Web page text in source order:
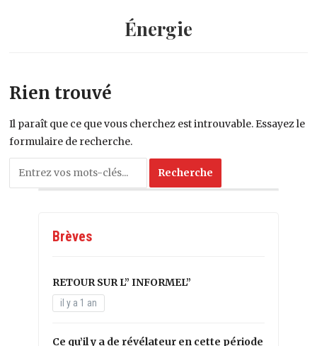
Énergie
Rien trouvé
Il paraît que ce que vous cherchez est introuvable. Essayez le
formulaire de recherche.
Brèves
RETOUR SUR L” INFORMEL”
il y a 1 an
Ce qu’il y a de révélateur en cette période